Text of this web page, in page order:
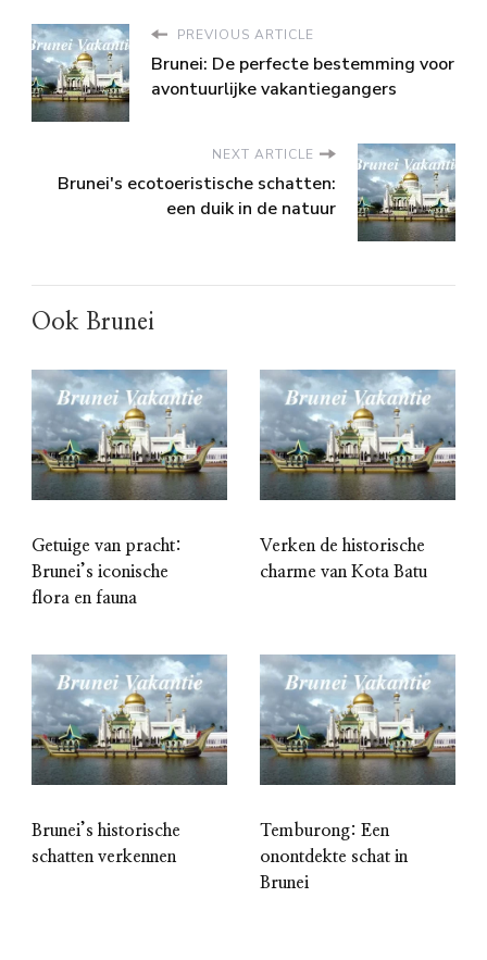
PREVIOUS ARTICLE
Brunei: De perfecte bestemming voor
avontuurlijke vakantiegangers
NEXT ARTICLE
Brunei's ecotoeristische schatten:
een duik in de natuur
Ook Brunei
Getuige van pracht:
Brunei’s iconische
flora en fauna
Verken de historische
charme van Kota Batu
Brunei’s historische
schatten verkennen
Temburong: Een
onontdekte schat in
Brunei